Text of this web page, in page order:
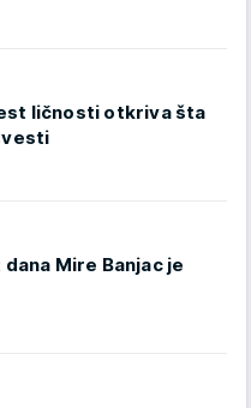
ličnosti otkriva šta
Mire Banjac je